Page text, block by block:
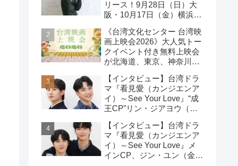
リース！9月28日（日）大
阪・10月17日（金）横浜に
ング開催！
《台湾文化センター 台湾映
画上映会2026》大人気トー
クイベント付き無料上映会
が北海道、東京、神奈川、
決定!
【インタビュー】台湾ドラ
マ『看見愛（カンジエンア
イ）～See Your Love』“成
王CP”リン・ジアヨウ（林
（林詠傑）インタビュー
【インタビュー】台湾ドラ
マ『看見愛（カンジエンア
イ）～See Your Love』メ
インCP、ジン・ユン（金